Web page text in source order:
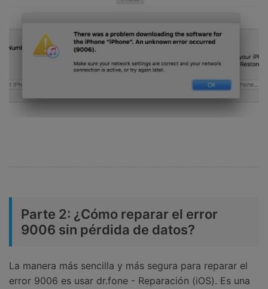
Parte 2: ¿Cómo reparar el error
9006 sin pérdida de datos?
La manera más sencilla y más segura para reparar el
error 9006 es usar dr.fone - Reparación (iOS). Es una